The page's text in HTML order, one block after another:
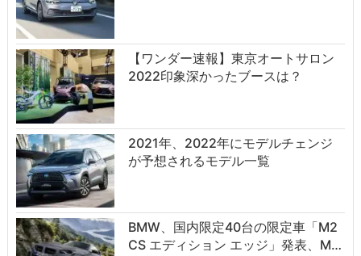
【ワンダー速報】東京オートサロン
2022印象深かったブースは？
2021年、2022年にモデルチェンジ
が予想されるモデル一覧
BMW、国内限定40台の限定車「M2
CS エディション エッジ」発表、M…